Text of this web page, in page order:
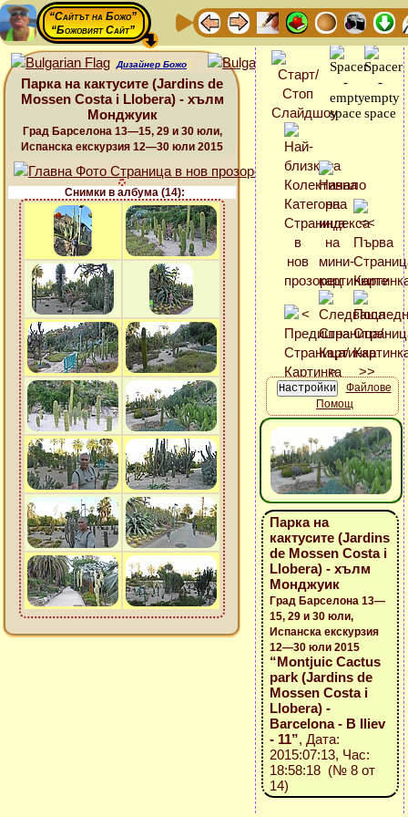
“Сайтът на Божо”
“Божовият Сайт”
Дизайнер Божо
Парка на кактусите (Jardins de
Mossen Costa i Llobera) - хълм
Монджуик
Град Барселона 13—15, 29 и 30 юли,
Испанска екскурзия 12—30 юли 2015
Снимки в албума (14):
Файлове
Помощ
Парка на
кактусите (Jardins
de Mossen Costa i
Llobera) - хълм
Монджуик
Град Барселона 13—
15, 29 и 30 юли,
Испанска екскурзия
12—30 юли 2015
“Montjuic Cactus
park (Jardins de
Mossen Costa i
Llobera) -
Barcelona - B Iliev
- 11”, Дата:
2015:07:13, Час:
18:58:18 (№ 8 от
14)